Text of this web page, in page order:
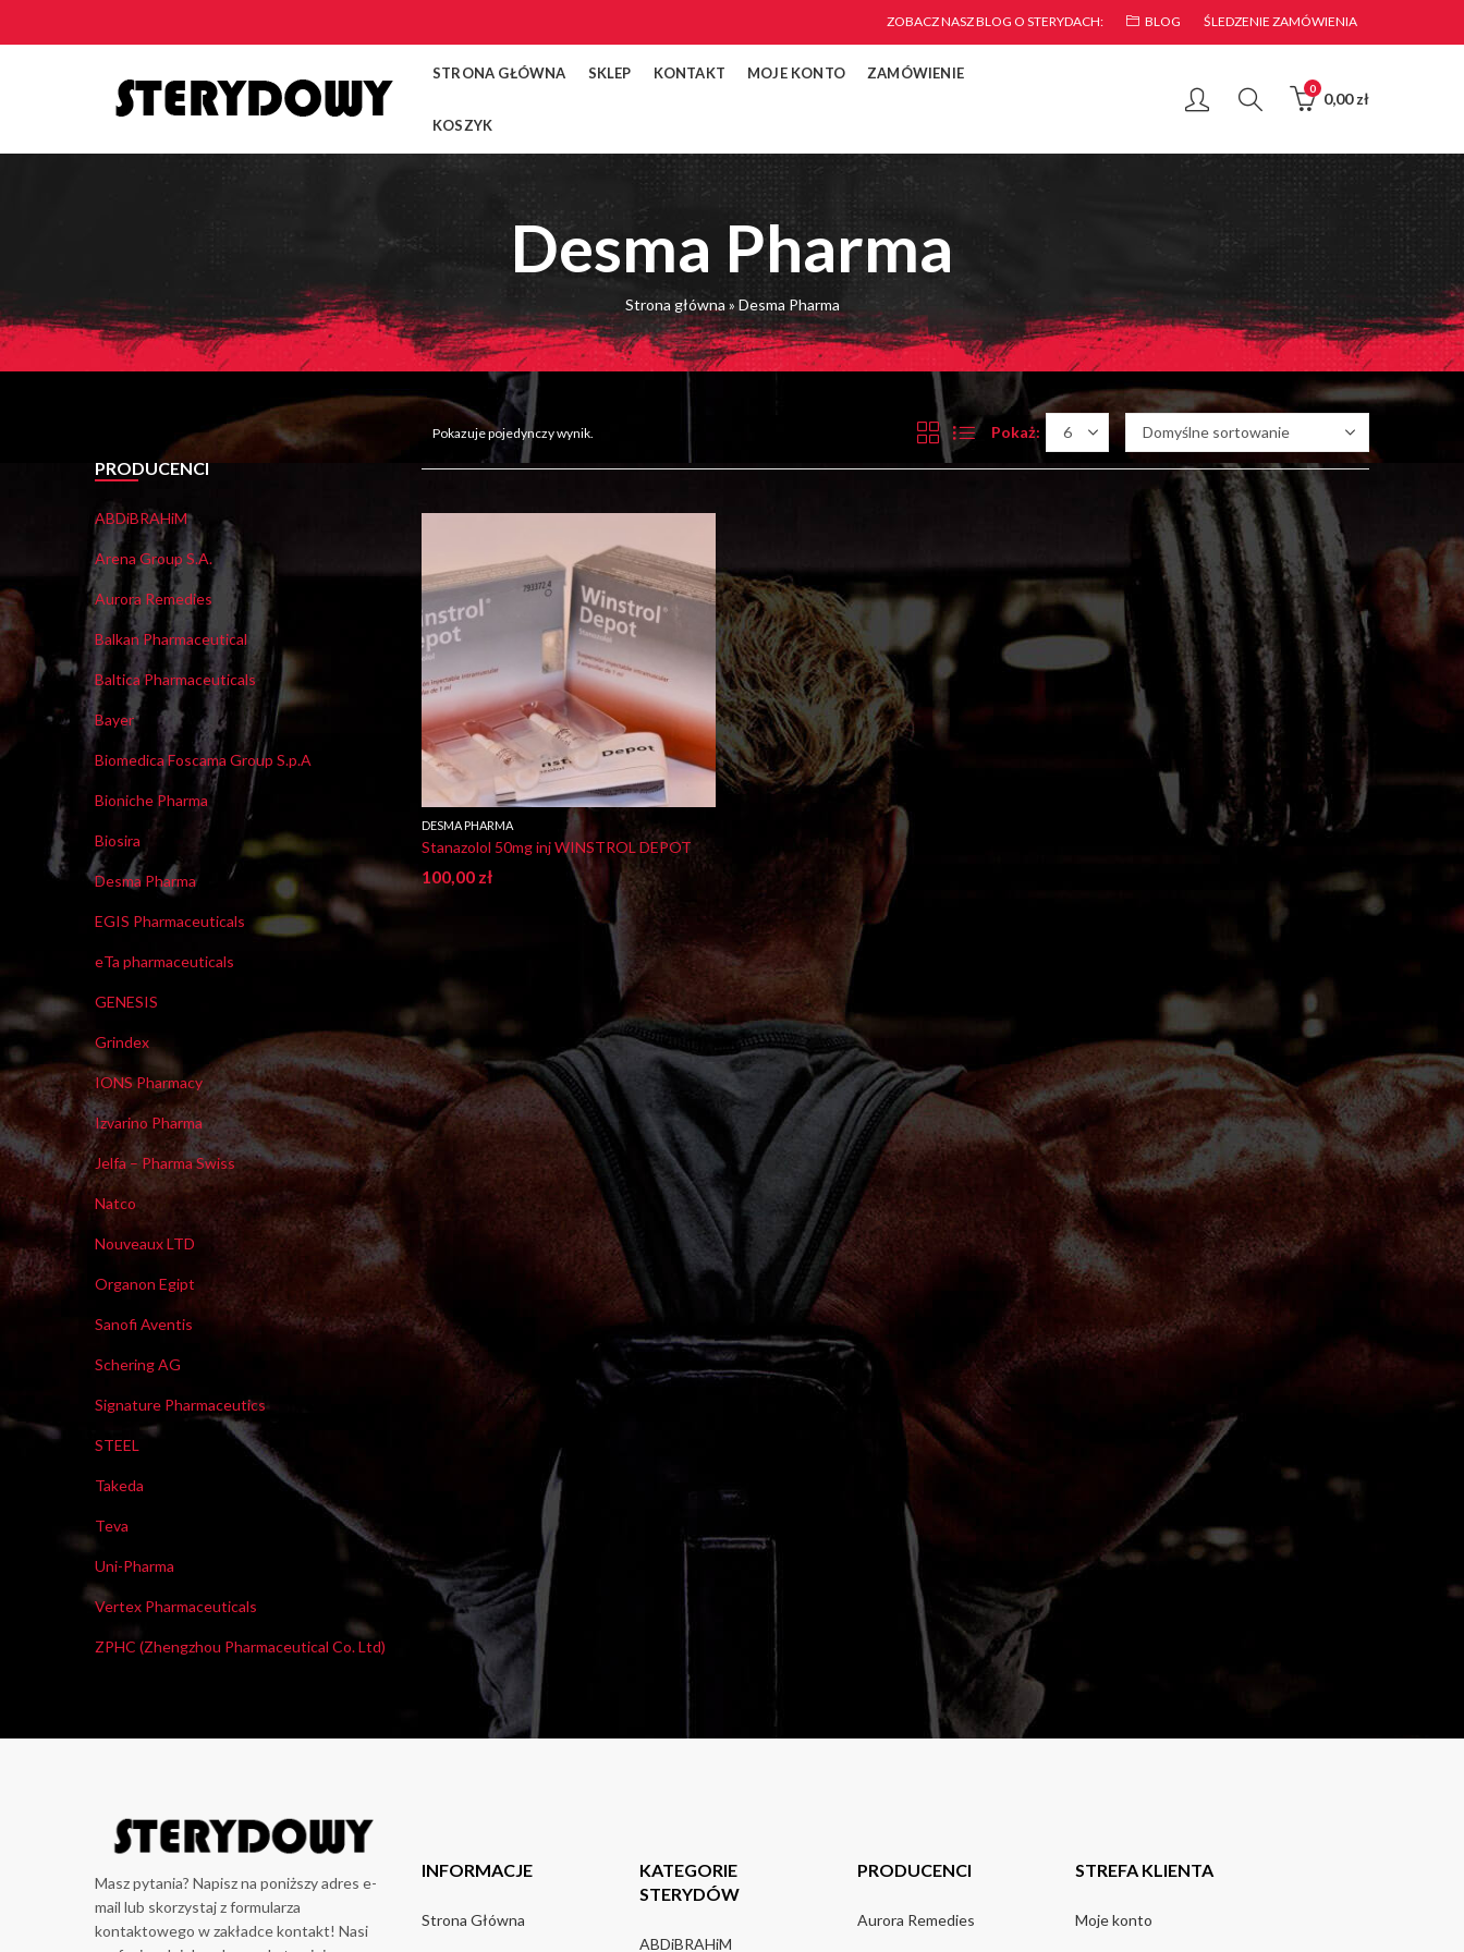
ZOBACZ NASZ BLOG O STERYDACH: BLOG ŚLEDZENIE ZAMÓWIENIA
STRONA GŁÓWNA SKLEP KONTAKT MOJE KONTO ZAMÓWIENIE
KOSZYK
0
0,00zł
Desma Pharma
Strona główna» Desma Pharma
Pokazuje pojedynczy wynik. Pokaż:
DESMA PHARMA
Stanazolol 50mg inj WINSTROL DEPOT
100,00 zł
PRODUCENCI
ABDiBRAHiM
Arena Group S.A.
Aurora Remedies
Balkan Pharmaceutical
Baltica Pharmaceuticals
Bayer
Biomedica Foscama Group S.p.A
Bioniche Pharma
Biosira
Desma Pharma
EGIS Pharmaceuticals
eTa pharmaceuticals
GENESIS
Grindex
IONS Pharmacy
Izvarino Pharma
Jelfa – Pharma Swiss
Natco
Nouveaux LTD
Organon Egipt
Sanofi Aventis
Schering AG
Signature Pharmaceutics
STEEL
Takeda
Teva
Uni-Pharma
Vertex Pharmaceuticals
ZPHC (Zhengzhou Pharmaceutical Co. Ltd)
Masz pytania? Napisz na poniższy adres e-
mail lub skorzystaj z formularza
kontaktowego w zakładce kontakt! Nasi
INFORMACJE
Strona Główna
KATEGORIE
STERYDÓW
ABDiBRAHiM
PRODUCENCI
Aurora Remedies
STREFA KLIENTA
Moje konto